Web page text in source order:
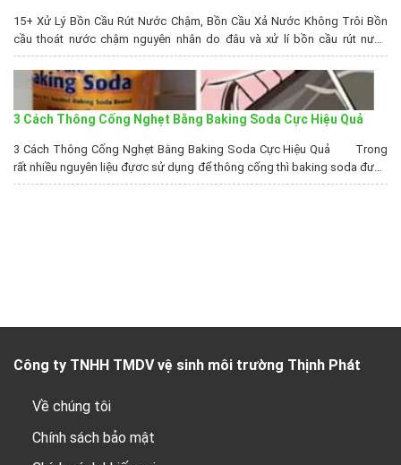
15+ Xử Lý Bồn Cầu Rút Nước Chậm, Bồn Cầu Xả Nước Không Trôi Bồn
cầu thoát nước chậm nguyên nhân do đâu và xử lí bồn cầu rút nước
chậm như thế nào là một trong số những câu hỏi được rất nhiều người
đặt ra xung quanh vấn đề liên quan đến hệ thống tự hoại....
3 Cách Thông Cống Nghẹt Bằng Baking Soda Cực Hiệu Quả
3 Cách Thông Cống Nghẹt Bằng Baking Soda Cực Hiệu Quả Trong
rất nhiều nguyên liệu đựơc sử dụng để thông cống thì baking soda được
đánh giá là mang lại hiệu quả hơn cả. Trong bài viết này sẽ chia sẻ
Công ty TNHH TMDV vệ sinh môi trường Thịnh Phát
Về chúng tôi
Chính sách bảo mật